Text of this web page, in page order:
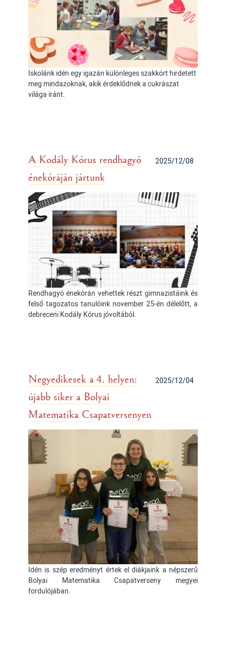
Iskolánk idén egy igazán különleges szakkört hirdetett
meg mindazoknak, akik érdeklődnek a cukrászat
világa iránt.
2025/12/08
A Kodály Kórus rendhagyó
énekóráján jártunk
Rendhagyó énekórán vehettek részt gimnazistáink és
felső tagozatos tanulóink november 25-én délelőtt, a
debreceni Kodály Kórus jóvoltából.
2025/12/04
Negyedikesek a 4. helyen:
újabb siker a Bolyai
Matematika Csapatversenyen
Idén is szép eredményt értek el diákjaink a népszerű
Bolyai Matematika Csapatverseny megyei
fordulójában.